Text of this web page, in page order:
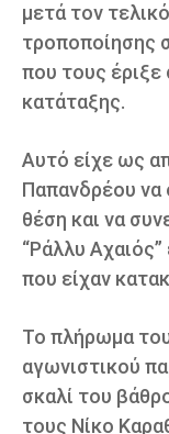
μετά τον
τροποποίησης
που τους έριξε
κατάταξης.
Αυτό είχε ως
Παπανδρέου
θέση και να
“Ράλλυ
που είχαν
Το πλήρωμα
αγωνιστικού
σκαλί του
τους Νίκο